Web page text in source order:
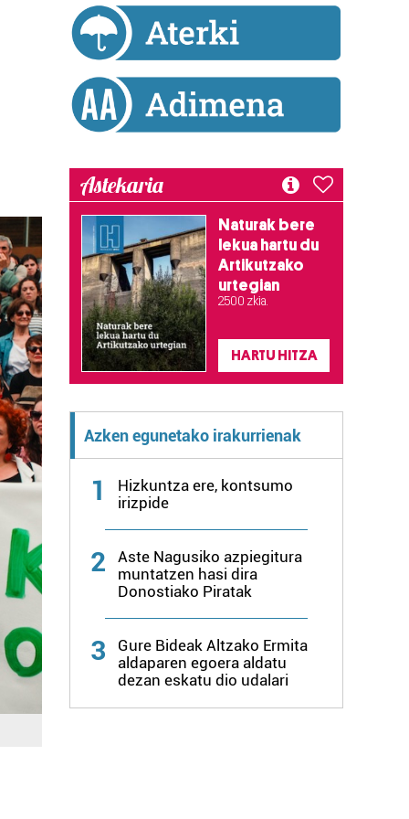
Astekaria
Naturak bere
lekua hartu du
Artikutzako
urtegian
2.500 zkia.
HARTU HITZA
Azken egunetako irakurrienak
1
Hizkuntza ere, kontsumo
irizpide
2
Aste Nagusiko azpiegitura
muntatzen hasi dira
Donostiako Piratak
3
Gure Bideak Altzako Ermita
aldaparen egoera aldatu
dezan eskatu dio udalari